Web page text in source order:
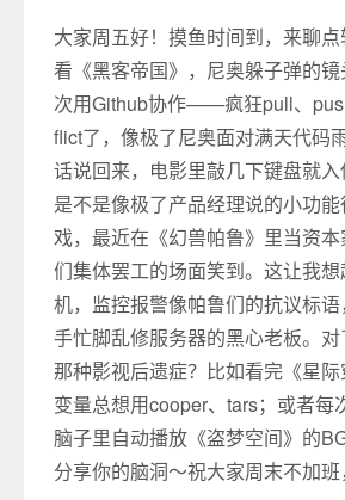
大家周五好！摸鱼时间到，来聊
看《黑客帝国》，尼奥躲子弹的
次用Github协作——疯狂pull、
flict了，像极了尼奥面对满天代码
话说回来，电影里敲几下键盘就入
是不是像极了产品经理说的小功
戏，最近在《幻兽帕鲁》里当资
们集体罢工的场面笑到。这让我
机，监控报警像帕鲁们的抗议标
手忙脚乱修服务器的黑心老板。
那种影视后遗症？比如看完《星
变量总想用cooper、tars；或者每
脑子里自动播放《盗梦空间》的
分享你的脑洞～祝大家周末不加班